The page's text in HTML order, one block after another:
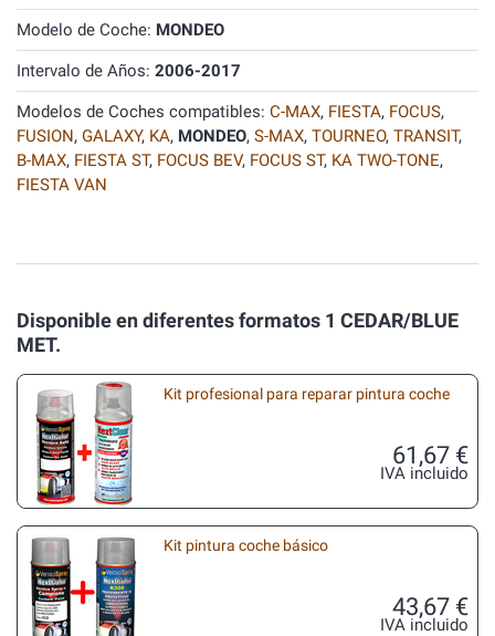
Modelo de Coche: MONDEO
Intervalo de Años: 2006-2017
Modelos de Coches compatibles: C-MAX, FIESTA, FOCUS,
FUSION, GALAXY, KA, MONDEO, S-MAX, TOURNEO, TRANSIT,
B-MAX, FIESTA ST, FOCUS BEV, FOCUS ST, KA TWO-TONE,
FIESTA VAN
Disponible en diferentes formatos 1 CEDAR/BLUE
MET.
Kit profesional para reparar pintura coche
61,67 €
IVA incluido
Kit pintura coche básico
43,67 €
IVA incluido